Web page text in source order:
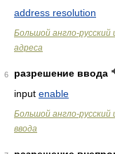
address resolution
Большой англо-русский
адреса
6
разрешение ввода
input enable
Большой англо-русский
ввода